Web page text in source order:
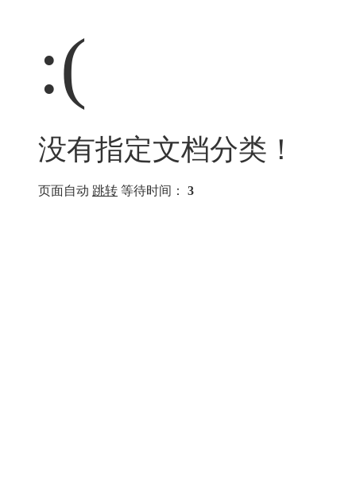
:(
没有指定文档分类！
页面自动 跳转 等待时间： 3